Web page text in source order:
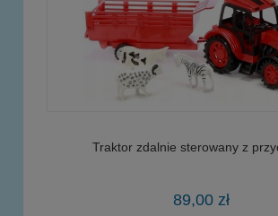
Traktor zdalnie sterowany z
89,00 zł